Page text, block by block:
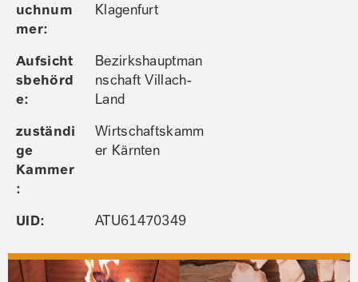
uchnum
mer:
Klagenfurt
Aufsicht
sbehörd
e:
Bezirkshauptman
nschaft Villach-
Land
zuständi
ge
Kammer
:
Wirtschaftskamm
er Kärnten
UID: ATU61470349